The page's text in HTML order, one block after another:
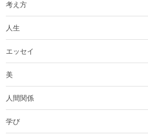
考え方
人生
エッセイ
美
人間関係
学び